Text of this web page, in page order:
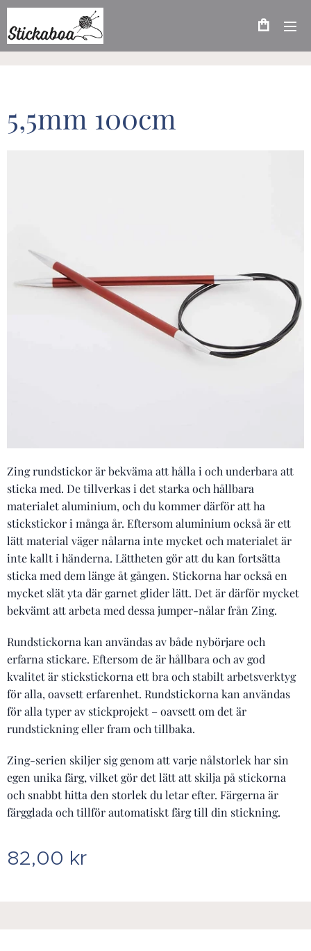
5,5mm 100cm
Zing rundstickor är bekväma att hålla i och underbara att
sticka med. De tillverkas i det starka och hållbara
materialet aluminium, och du kommer därför att ha
stickstickor i många år. Eftersom aluminium också är ett
lätt material väger nålarna inte mycket och materialet är
inte kallt i händerna. Lättheten gör att du kan fortsätta
sticka med dem länge åt gången. Stickorna har också en
mycket slät yta där garnet glider lätt. Det är därför mycket
bekvämt att arbeta med dessa jumper-nålar från Zing.
Rundstickorna kan användas av både nybörjare och
erfarna stickare. Eftersom de är hållbara och av god
kvalitet är stickstickorna ett bra och stabilt arbetsverktyg
för alla, oavsett erfarenhet. Rundstickorna kan användas
för alla typer av stickprojekt – oavsett om det är
rundstickning eller fram och tillbaka.
Zing-serien skiljer sig genom att varje nålstorlek har sin
egen unika färg, vilket gör det lätt att skilja på stickorna
och snabbt hitta den storlek du letar efter. Färgerna är
färgglada och tillför automatiskt färg till din stickning.
82,00 kr